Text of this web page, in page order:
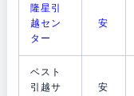
隆星引
越セン
ター
安
ベスト
引越サ
安